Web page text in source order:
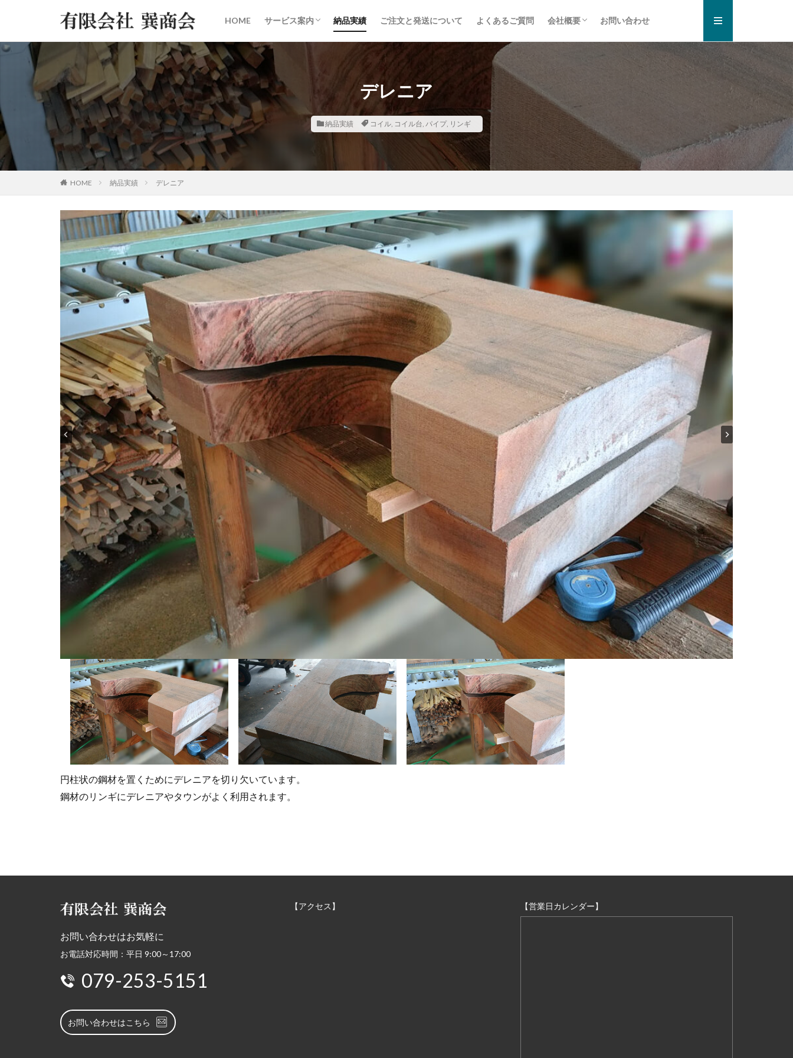
HOME サービス案内
取り扱い品目
鉄道枕木
トラックボディ材
建築・土木資材
内装建材
木材加工・オーダー製作
取り扱いメーカー
納品実績 ご注文と発送について よくあるご質問 会社概要
お知らせ一覧
プライバシーポリシー
お問い合わせ
デレニア
納品実績 コイル, コイル台, パイプ, リンギ
HOME 納品実績 デレニア
円柱状の鋼材を置くためにデレニアを切り欠いています。
鋼材のリンギにデレニアやタウンがよく利用されます。
お問い合わせはお気軽に
お電話対応時間：平日 9:00～17:00
079-253-5151
お問い合わせはこちら
【アクセス】 【営業日カレンダー】